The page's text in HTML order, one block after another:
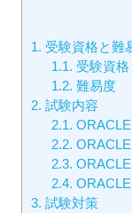
1. 受験資格と難
1.1. 受験資格
1.2. 難易度
2. 試験内容
2.1.
2.2.
2.3.
2.4.
3. 試験対策